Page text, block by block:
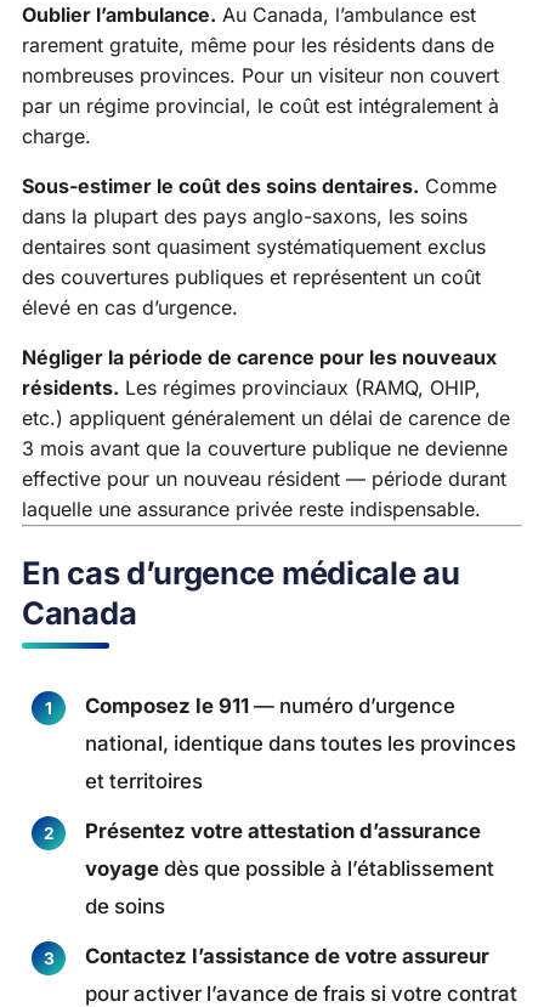
Oublier l’ambulance. Au Canada, l’ambulance est
rarement gratuite, même pour les résidents dans de
nombreuses provinces. Pour un visiteur non couvert
par un régime provincial, le coût est intégralement à
charge.
Sous-estimer le coût des soins dentaires. Comme
dans la plupart des pays anglo-saxons, les soins
dentaires sont quasiment systématiquement exclus
des couvertures publiques et représentent un coût
élevé en cas d’urgence.
Négliger la période de carence pour les nouveaux
résidents. Les régimes provinciaux (RAMQ, OHIP,
etc.) appliquent généralement un délai de carence de
3 mois avant que la couverture publique ne devienne
effective pour un nouveau résident — période durant
laquelle une assurance privée reste indispensable.
En cas d’urgence médicale au
Canada
Composez le 911 — numéro d’urgence
national, identique dans toutes les provinces
et territoires
Présentez votre attestation d’assurance
voyage dès que possible à l’établissement
de soins
Contactez l’assistance de votre assureur
pour activer l’avance de frais si votre contrat